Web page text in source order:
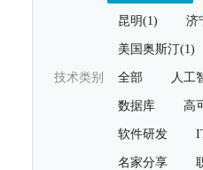
昆明(1) 济
美国奥斯汀(1)
技术类别 全部 人工
数据库 高
软件研发
名家分享